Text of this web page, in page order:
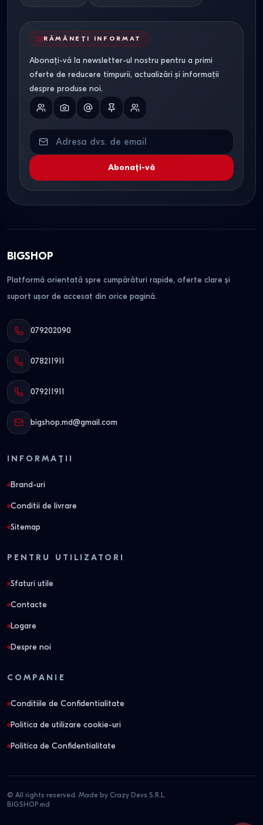
RĂMÂNEȚI INFORMAT
Abonați-vă la newsletter-ul nostru pentru a primi
oferte de reducere timpurii, actualizări și informații
despre produse noi.
Abonați-vă
BIGSHOP
Platformă orientată spre cumpărături rapide, oferte clare și
suport ușor de accesat din orice pagină.
079202090
078211911
079211911
bigshop.md@gmail.com
INFORMAȚII
Brand-uri
Conditii de livrare
Sitemap
PENTRU UTILIZATORI
Sfaturi utile
Contacte
Logare
Despre noi
COMPANIE
Conditiile de Confidentialitate
Politica de utilizare cookie-uri
Politica de Confidentialitate
© All rights reserved. Made by Crazy Devs S.R.L.
BIGSHOP.md